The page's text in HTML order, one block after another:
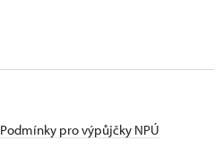
Podmínky pro výpůjčky NPÚ